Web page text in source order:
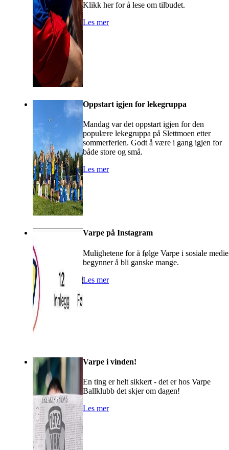
Klikk her for å lese om tilbudet.
Les mer
Oppstart igjen for lekegruppa
Mandag var det oppstart igjen for den
populære lekegruppa på Slettmoen etter
sommerferien. Godt å være i gang igjen for
både store og små.
Les mer
Varpe på Instagram
Mulighetene for å følge Varpe i sosiale
begynner å bli ganske mange.
Les mer
Varpe i vinden!
En ting er helt sikkert - det er hos Varpe
Ballklubb det skjer om dagen!
Les mer